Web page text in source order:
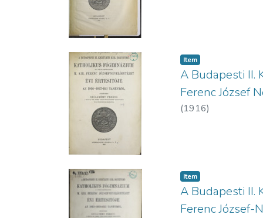
Item
A Budapesti II.
Ferenc József
(1916)
Item
A Budapesti II.
Ferenc